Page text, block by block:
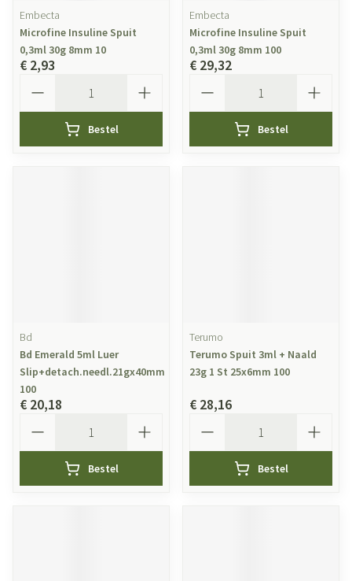
Embecta
Microfine Insuline Spuit
0,3ml 30g 8mm 10
€ 2,93
Bestel
Embecta
Microfine Insuline Spuit
0,3ml 30g 8mm 100
€ 29,32
Bestel
Bd
Bd Emerald 5ml Luer
Slip+detach.needl.21gx40mm
100
€ 20,18
Bestel
Terumo
Terumo Spuit 3ml + Naald
23g 1 St 25x6mm 100
€ 28,16
Bestel